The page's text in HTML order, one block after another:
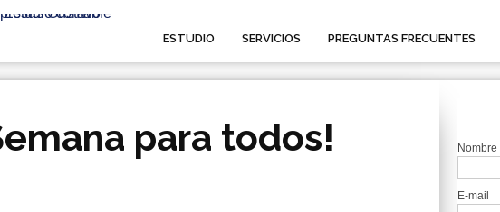
ESTUDIO SERVICIOS PREGUNTAS FRECUENTES
para todos! Nombre
E-mail